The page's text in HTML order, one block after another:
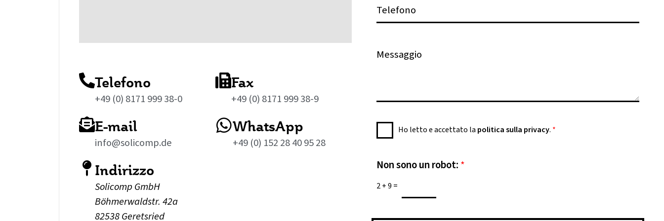
Telefono
+49 (0) 8171 999 38-0
Fax
+49 (0) 8171 999 38-9
E-mail
info@solicomp.de
WhatsApp
+49 (0) 152 28 40 95 28
Indirizzo
Solicomp GmbH
Böhmerwaldstr. 42a
82538 Geretsried
a
e
e
o
n
i
a
T
e
f
o
M
e
a
i
*
I
n
o
r
Ho letto e accettato lapolitica sulla privacy. *
Non sono un robot: *
2+9 =